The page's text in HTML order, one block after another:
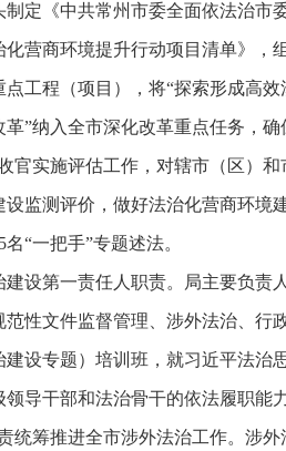
制定《中共常州市委全面依法治市
化营商环境提升行动项目清单》，
点工程（项目），将“探索形成高
革”纳入全市深化改革重点任务，
官实施评估工作，对辖市（区）
设监测评价，做好法治化营商环境
“一把手”专题述法。
建设第一责任人职责。局主要负责
范性文件监督管理、涉外法治、行
建设专题）培训班，就习近平法治
领导干部和法治骨干的依法履职能
统筹推进全市涉外法治工作。涉